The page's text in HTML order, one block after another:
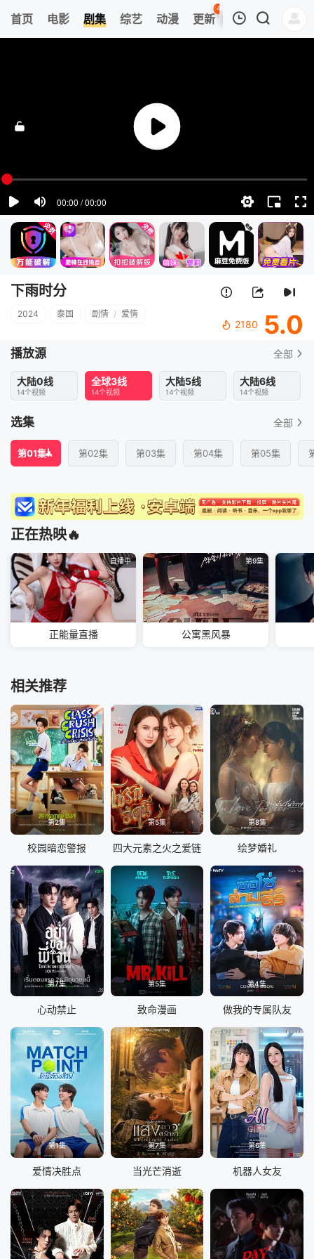
首页 电影 剧集 综艺 动漫 更新
44
热榜 APP
清空
下雨时分
2024 泰国 剧情 / 爱情
2180 5.0
播放源 全部
大陆0线
14个视频
全球3线
14个视频
大陆5线
14个视频
大陆6线
14个视频
选集 全部
第01集 第02集 第03集 第04集 第05集
正在热映🔥
直播中
正能量直播
第9集
公寓黑风暴
相关推荐
第2集
校园暗恋警报
第5集
四大元素之火之爱链
第8集
绘梦婚礼
第7集
心动禁止
第5集
致命漫画
第4集
做我的专属队友
第1集
爱情决胜点
第7集
当光芒消逝
第6集
机器人女友